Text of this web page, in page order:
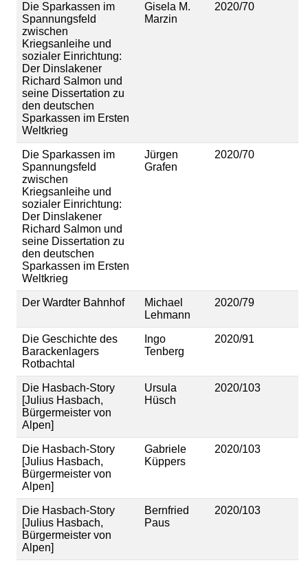
Die Sparkassen im
Spannungsfeld
zwischen
Kriegsanleihe und
sozialer Einrichtung:
Der Dinslakener
Richard Salmon und
seine Dissertation zu
den deutschen
Sparkassen im Ersten
Weltkrieg
Gisela M.
Marzin
2020/70
Die Sparkassen im
Spannungsfeld
zwischen
Kriegsanleihe und
sozialer Einrichtung:
Der Dinslakener
Richard Salmon und
seine Dissertation zu
den deutschen
Sparkassen im Ersten
Weltkrieg
Jürgen
Grafen
2020/70
Der Wardter Bahnhof
Michael
Lehmann
2020/79
Die Geschichte des
Barackenlagers
Rotbachtal
Ingo
Tenberg
2020/91
Die Hasbach-Story
[Julius Hasbach,
Bürgermeister von
Alpen]
Ursula
Hüsch
2020/103
Die Hasbach-Story
[Julius Hasbach,
Bürgermeister von
Alpen]
Gabriele
Küppers
2020/103
Die Hasbach-Story
[Julius Hasbach,
Bürgermeister von
Alpen]
Bernfried
Paus
2020/103